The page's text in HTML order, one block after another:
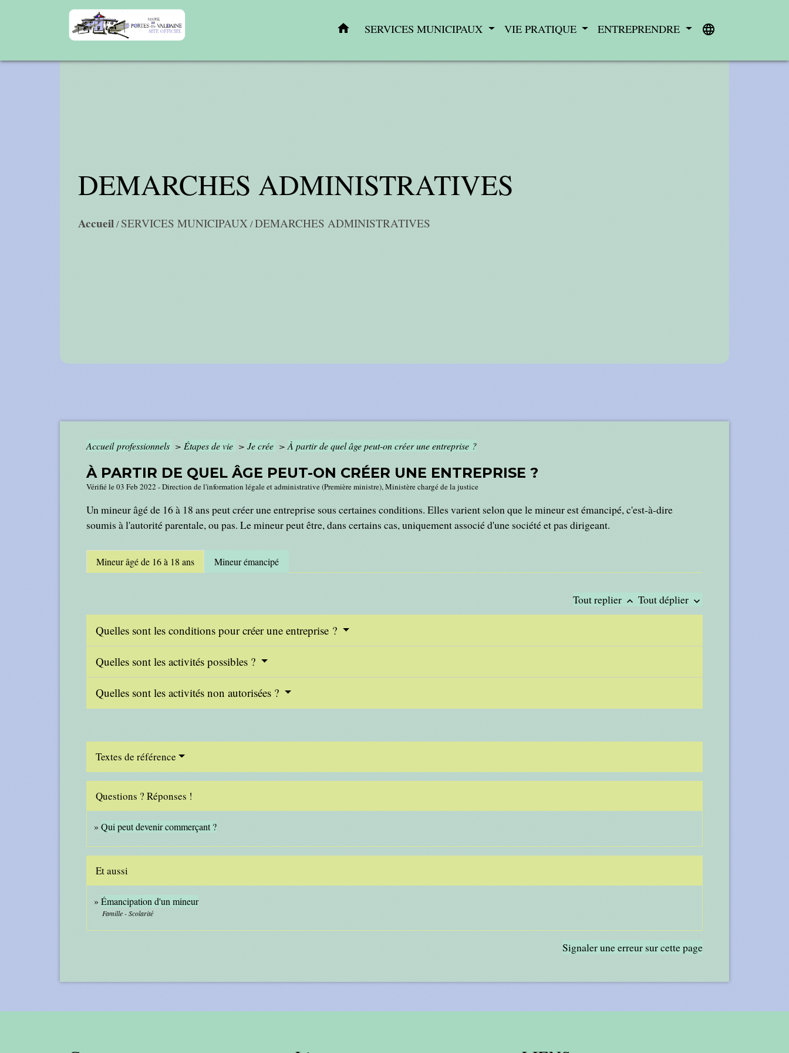
home SERVICES MUNICIPAUX VIE PRATIQUE ENTREPRENDRE language
DEMARCHES ADMINISTRATIVES
Accueil/SERVICES MUNICIPAUX /DEMARCHES ADMINISTRATIVES
Accueil professionnels > Étapes de vie > Je crée > À partir de quel âge peut-on créer une entreprise ?
À PARTIR DE QUEL ÂGE PEUT-ON CRÉER UNE ENTREPRISE ?
Vérifié le 03 Feb 2022 - Direction de l'information légale et administrative (Première ministre), Ministère chargé de la justice
Un mineur âgé de 16 à 18 ans peut créer une entreprise sous certaines conditions. Elles varient selon que le mineur est émancipé, c'est-à-dire
soumis à l'autorité parentale, ou pas. Le mineur peut être, dans certains cas, uniquement associé d'une société et pas dirigeant.
Mineur âgé de 16 à 18 ans Mineur émancipé
Tout replier keyboard_arrow_up Tout déplier keyboard_arrow_down
Quelles sont les conditions pour créer une entreprise ?
Quelles sont les activités possibles ?
Quelles sont les activités non autorisées ?
Textes de référence
Questions ? Réponses !
Qui peut devenir commerçant ?
Et aussi
Émancipation d'un mineur
Famille - Scolarité
Signaler une erreur sur cette page